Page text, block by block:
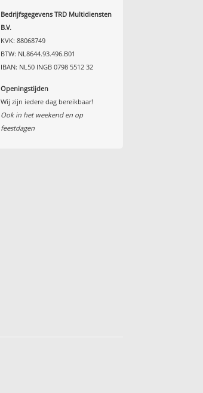
Bedrijfsgegevens TRD Multidiensten
B.V.
KVK: 88068749
BTW: NL8644.93.496.B01
IBAN: NL50 INGB 0798 5512 32
Openingstijden
Wij zijn iedere dag bereikbaar!
Ook in het weekend en op
feestdagen